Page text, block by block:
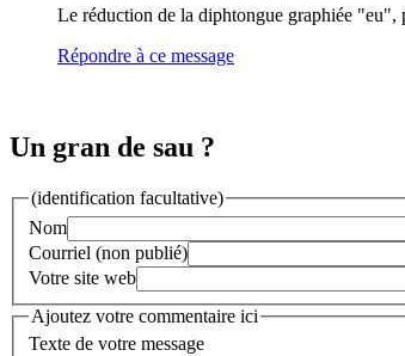
Le réduction de la diphtongue graphiée
Répondre à ce message
Un gran de sau ?
(identification facultative)
Nom
Courriel (non publié)
Votre site web
Ajoutez votre commentaire ici
Texte de votre message